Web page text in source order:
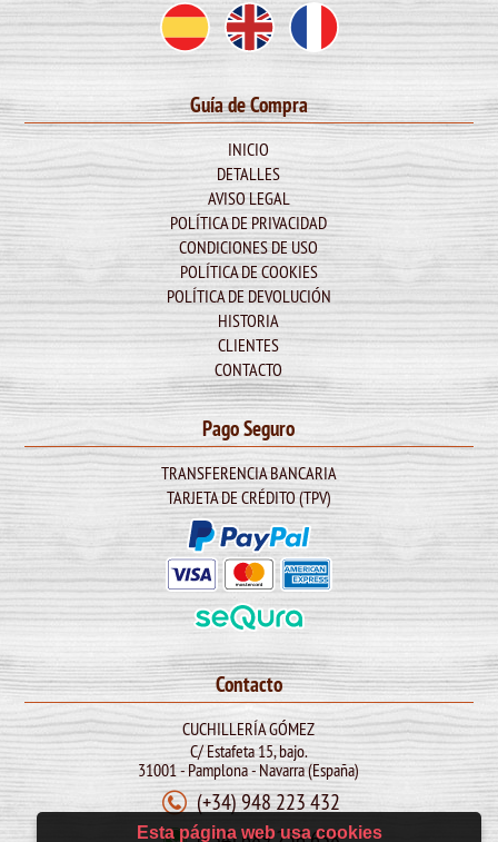
Guía de Compra
INICIO
DETALLES
AVISO LEGAL
POLÍTICA DE PRIVACIDAD
CONDICIONES DE USO
POLÍTICA DE COOKIES
POLÍTICA DE DEVOLUCIÓN
HISTORIA
CLIENTES
CONTACTO
Pago Seguro
TRANSFERENCIA BANCARIA
TARJETA DE CRÉDITO (TPV)
Contacto
CUCHILLERÍA GÓMEZ
C/ Estafeta 15, bajo.
31001 - Pamplona - Navarra (España)
(+34) 948 223 432
Esta página web usa cookies